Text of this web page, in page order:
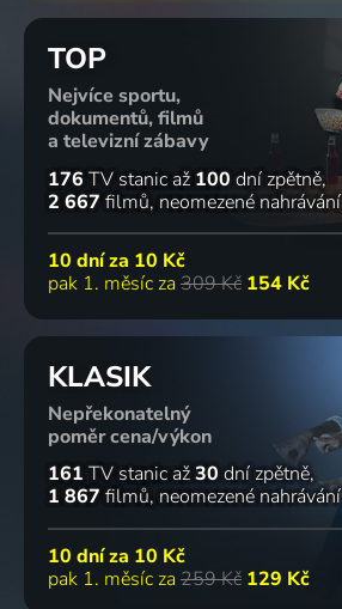
TOP
Nejvíce sportu,
dokumentů, filmů
a televizní zábavy
176 TV stanic až 100 dní zpětně
2 667 filmů neomezené nahrávání
10 dní za 10 Kč
pak 1. měsíc za 309 Kč 154 Kč
KLASIK
Nepřekonatelný
poměr cena/výkon
161 TV stanic až30 dní zpětně
1 867 filmů neomezené nahrávání
10 dní za 10 Kč
pak 1. měsíc za 259 Kč 129 Kč